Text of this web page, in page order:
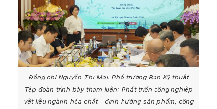
Đồng chí Nguyễn Thị Mai, Phó trưởng Ban Kỹ thuật
Tập đoàn trình bày tham luận: Phát triển công nghiệp
vật liệu ngành hóa chất - định hướng sản phẩm, công